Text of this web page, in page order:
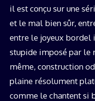
il est conçu sur une
et le mal bien sûr,
entre le joyeux bordel
stupide imposé par le
même, construction
plaine résolument
comme le chantent si